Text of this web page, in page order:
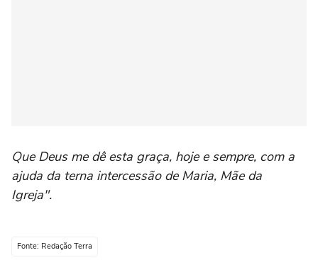
Que Deus me dê esta graça, hoje e sempre, com a
ajuda da terna intercessão de Maria, Mãe da
Igreja".
Fonte: Redação Terra